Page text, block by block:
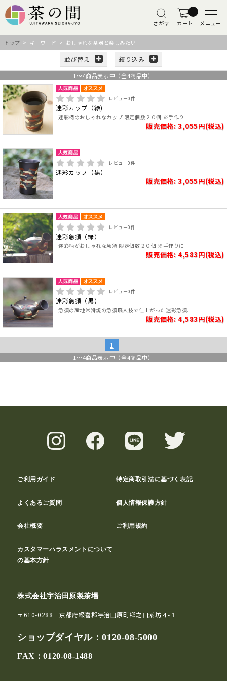
さがす カート メニュー
トップ > キーワード > おしゃれな茶器と楽しみたい
並び替え 絞り込み
1 ～4商品表示中（全4商品中）
レビュー0件
迷彩カップ（緑)
迷彩柄のおしゃれなカップ 限定個数２０個 ※手作り..
販売価格: 3,055円(税込)
レビュー0件
迷彩カップ（黒）
販売価格: 3,055円(税込)
レビュー0件
迷彩急須（緑）
迷彩柄がおしゃれな急須 限定個数２０個 ※手作りに..
販売価格: 4,583円(税込)
レビュー0件
迷彩急須（黒）
急須の産地常滑焼の急須職人技で仕上がった迷彩急須..
販売価格: 4,583円(税込)
1
1 ～4商品表示中（全4商品中）
ご利用ガイド 特定商取引法に基づく表記
よくあるご質問 個人情報保護方針
会社概要 ご利用規約
カスタマーハラスメントについて
の基本方針
株式会社宇治田原製茶場
〒610-0288 京都府綴喜郡宇治田原町郷之口紫坊４-１
ショップダイヤル：0120-08-5000
FAX：0120-08-1488